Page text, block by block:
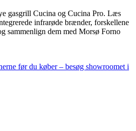
gasgrill Cucina og Cucina Pro. Læs
infrarøde brænder, forskellene
sammenlign dem med Morsø Forno